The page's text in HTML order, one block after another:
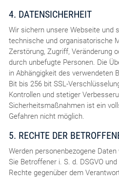
4. DATENSICHERHEIT
Wir sichern unsere Webseite und
technische und organisatorische
Zerstörung, Zugriff, Veränderung
durch unbefugte Personen. Die
in Abhängigkeit des verwendeten
Bit bis 256 bit SSL-
Kontrollen und stetiger
Sicherheitsmaßnahmen ist ein
Gefahren nicht möglich.
5. RECHTE DER
Werden personenbezogene
Sie Betroffener i. S. d. DSGVO
Rechte gegenüber dem